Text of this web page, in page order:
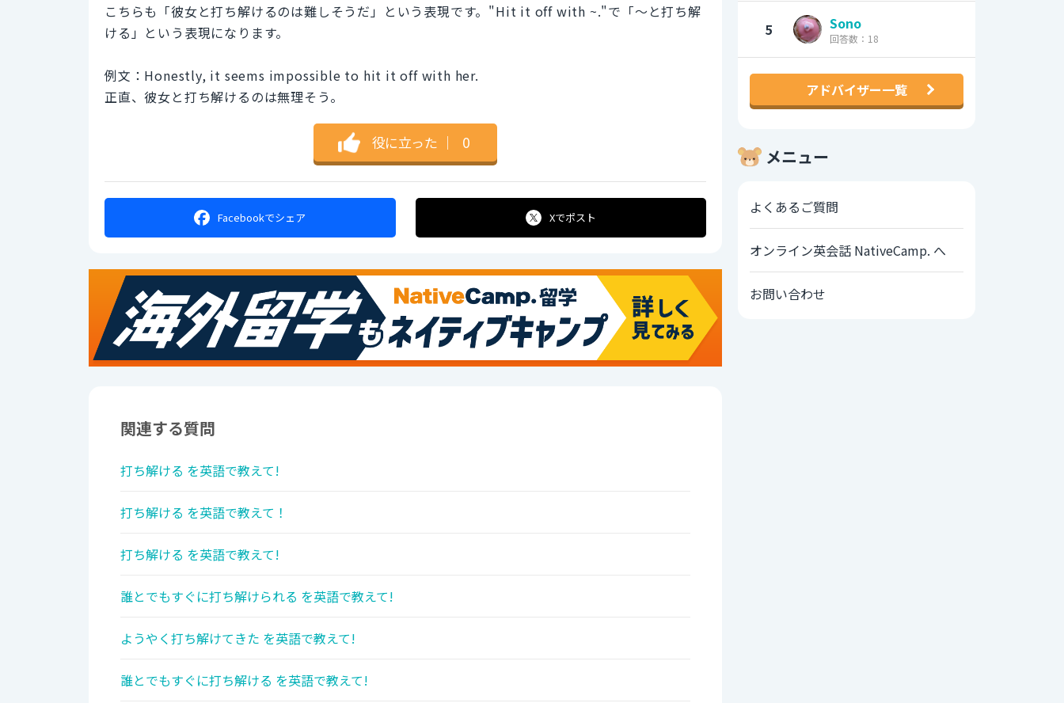
こちらも「彼女と打ち解けるのは難しそうだ」という表現です。"Hit it off with ~."で「～と打ち解
ける」という表現になります。
例文：Honestly, it seems impossible to hit it off with her.
正直、彼女と打ち解けるのは無理そう。
役に立った ｜ 0
Facebookでシェア Xでポスト
関連する質問
打ち解ける を英語で教えて!
打ち解ける を英語で教えて！
打ち解ける を英語で教えて!
誰とでもすぐに打ち解けられる を英語で教えて!
ようやく打ち解けてきた を英語で教えて!
誰とでもすぐに打ち解ける を英語で教えて!
5 Sono
回答数：18
アドバイザー一覧
メニュー
よくあるご質問
オンライン英会話 NativeCamp. へ
お問い合わせ